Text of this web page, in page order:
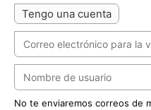
Tengo una cuenta
No te enviaremos correos de